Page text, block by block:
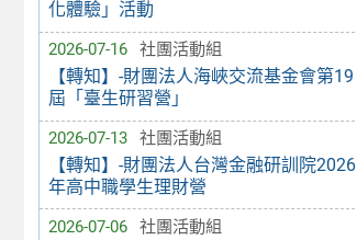
化體驗」活動
2026-07-16 社團活動組
【轉知】-財團法人海峽交流基金會第19
屆「臺生研習營」
2026-07-13 社團活動組
【轉知】-財團法人台灣金融研訓院2026
年高中職學生理財營
2026-07-06 社團活動組